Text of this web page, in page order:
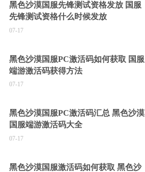
黑色沙漠国服先锋测试资格发放 国服
先锋测试资格什么时候发放
07-17
黑色沙漠国服PC激活码如何获取 国服
端游激活码获得方法
07-17
黑色沙漠国服PC激活码汇总 黑色沙漠
国服端游激活码大全
07-17
黑色沙漠国服激活码如何获取 黑色沙